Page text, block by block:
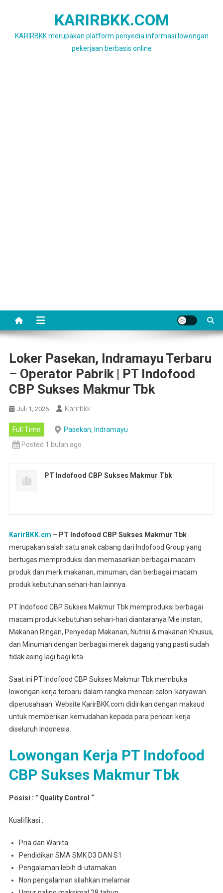
KARIRBKK.COM
KARIRBKK merupakan platform penyedia informasi lowongan
pekerjaan berbasis online
Loker Pasekan, Indramayu Terbaru
– Operator Pabrik | PT Indofood
CBP Sukses Makmur Tbk
Juli 1, 2026 Karirbkk
Full Time
Pasekan, Indramayu
Posted 1 bulan ago
PT Indofood CBP Sukses Makmur Tbk
KarirBKK.cm – PT Indofood CBP Sukses Makmur Tbk
merupakan salah satu anak cabang dari Indofood Group yang
bertugas memproduksi dan memasarkan berbagai macam
produk dan merk makanan, minuman, dan berbagai macam
produk kebutuhan sehari-hari lainnya.
PT Indofood CBP Sukses Makmur Tbk memproduksi berbagai
macam produk kebutuhan sehari-hari diantaranya Mie instan,
Makanan Ringan, Penyedap Makanan, Nutrisi & makanan Khusus,
dan Minuman dengan berbagai merek dagang yang pasti sudah
tidak asing lagi bagi kita
Saat ini PT Indofood CBP Sukses Makmur Tbk membuka
lowongan kerja terbaru dalam rangka mencari calon karyawan
diperusahaan. Website KarirBKK.com didirikan dengan maksud
untuk memberikan kemudahan kepada para pencari kerja
diseluruh Indonesia.
Lowongan Kerja PT Indofood
CBP Sukses Makmur Tbk
Posisi : ” Quality Control “
Kualifikasi :
Pria dan Wanita
Pendidikan SMA SMK D3 DAN S1
Pengalaman lebih di utamakan
Non pengalaman silahkan melamar